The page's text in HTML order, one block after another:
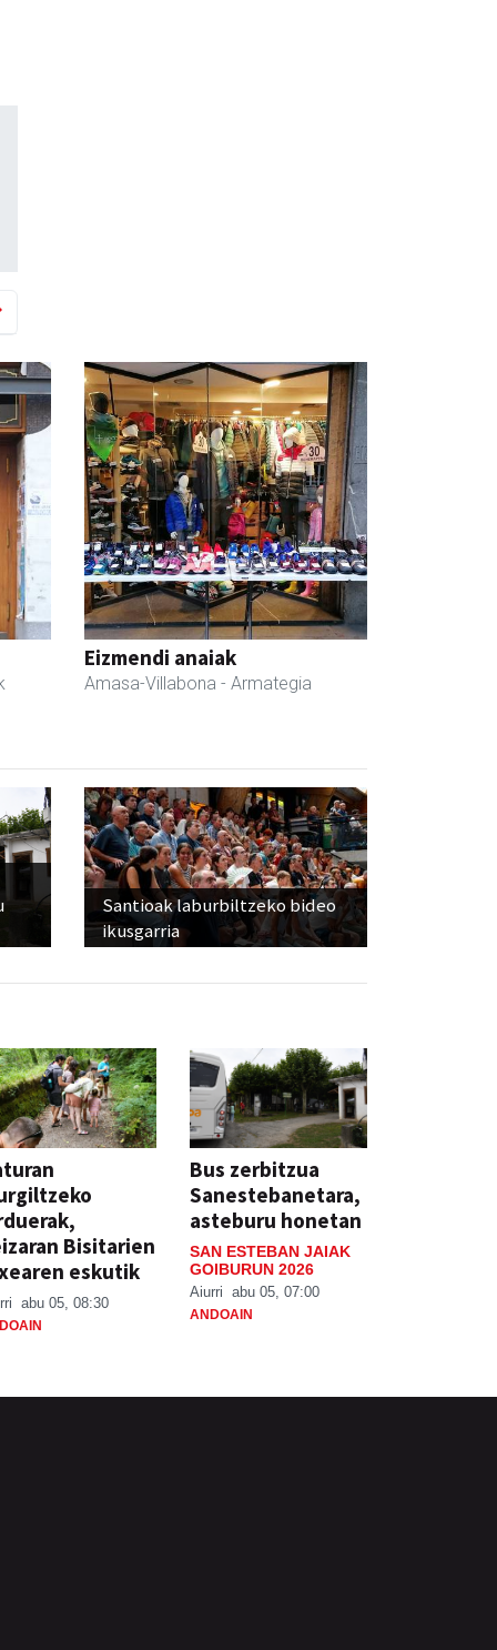
Eizmendi anaiak
Amasa-Villabona - Armategia
Santioak laburbiltzeko bideo
ikusgarria
Bisitarien
eskutik
abu 05, 08:30
Bus zerbitzua
Sanestebanetara,
asteburu honetan
SAN ESTEBAN JAIAK
GOIBURUN 2026
Aiurri abu 05, 07:00
ANDOAIN